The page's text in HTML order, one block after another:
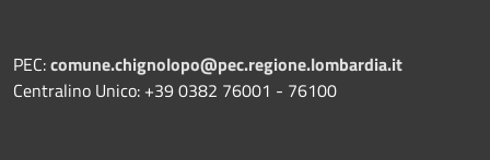
PEC:comune.chignolopo@pec.regione.lombardia.it
Centralino Unico: +39 0382 76001 - 76100